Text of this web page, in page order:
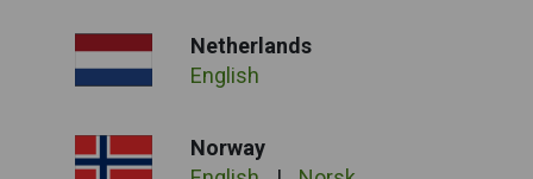
Netherlands
English
Norway